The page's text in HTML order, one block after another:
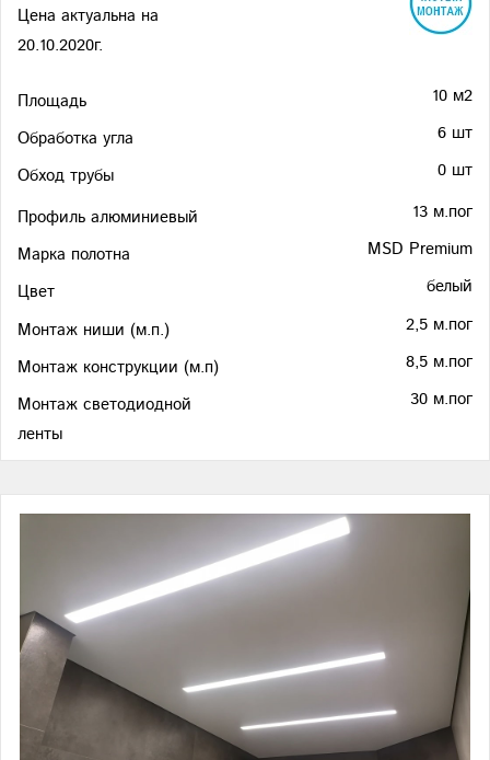
Цена актуальна на
20.10.2020г.
Площадь
10 м2
Обработка угла
6 шт
Обход трубы
0 шт
Профиль алюминиевый
13 м.пог
Марка полотна
MSD Premium
Цвет
белый
Монтаж ниши (м.п.)
2,5 м.пог
Монтаж конструкции (м.п)
8,5 м.пог
Монтаж светодиодной
ленты
30 м.пог